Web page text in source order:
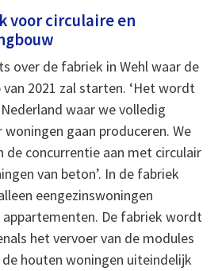
voor circulaire en
over de fabriek in Wehl waar de
2021 zal starten. ‘Het wordt
waar we volledig
gaan produceren. We
de concurrentie aan met circulair
van beton’. In de fabriek
eengezinswoningen
De fabriek wordt
het vervoer van de modules
houten woningen uiteindelijk